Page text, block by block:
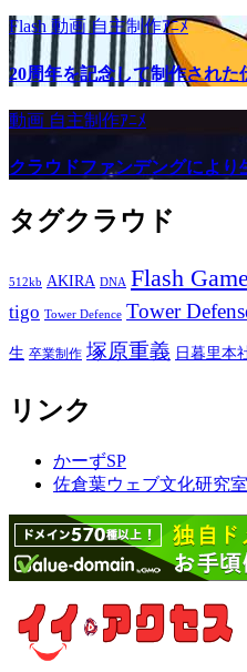
Flash 動画自主制作ｱﾆﾒ
20周年を記念して制作された
動画 自主制作ｱﾆﾒ
クラウドファンデングにより
タグクラウド
512kb AKIRA DNA Flash
tigo Tower Defence Tower
生 卒業制作 塚原重義 日暮里本
リンク
かーずSP
佐倉葉ウェブ文化研究室